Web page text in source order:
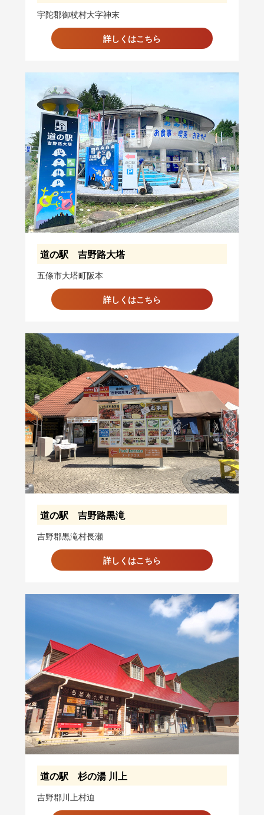
宇陀郡御杖村大字神末
詳しくはこちら
道の駅 吉野路大塔
五條市大塔町阪本
詳しくはこちら
道の駅 吉野路黒滝
吉野郡黒滝村長瀬
詳しくはこちら
道の駅 杉の湯 川上
吉野郡川上村迫